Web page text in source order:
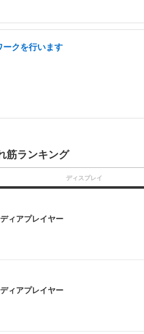
クを行います
筋ランキング
ィアプレイヤー
ィアプレイヤー
ディスプレイ